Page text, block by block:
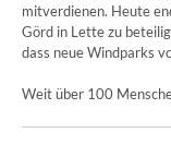
mitverdienen. Heute
Görd in Lette zu
dass neue Windparks
Weit über 100